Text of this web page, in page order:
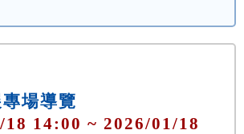
場導覽
18 14:00 ~ 2026/01/18